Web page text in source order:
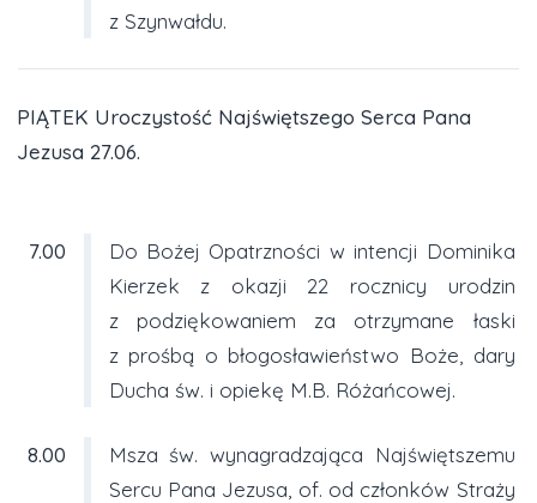
z Szynwałdu.
PIĄTEK Uroczystość Najświętszego Serca Pana
Jezusa 27.06.
7.00
Do Bożej Opatrzności w intencji Dominika
Kierzek z okazji 22 rocznicy urodzin
z podziękowaniem za otrzymane łaski
z prośbą o błogosławieństwo Boże, dary
Ducha św. i opiekę M.B. Różańcowej.
8.00
Msza św. wynagradzająca Najświętszemu
Sercu Pana Jezusa, of. od członków Straży